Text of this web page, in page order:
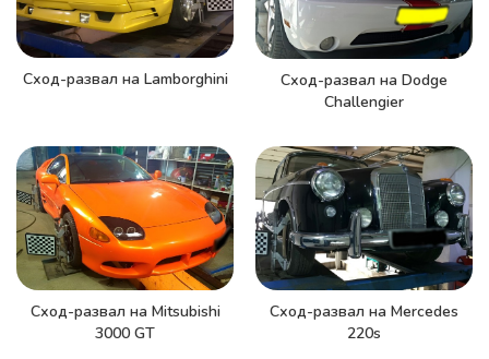
Сход-развал на Lamborghini
Сход-развал на Dodge
Challengier
Сход-развал на Mitsubishi
3000 GT
Сход-развал на Mercedes
220s